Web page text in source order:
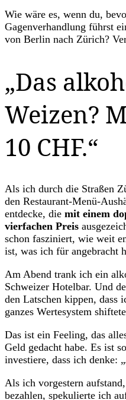
Wie wäre es, wenn du,
Gagenverhandlung führst
von Berlin nach Zürich?
„Das
Weizen?
10 CHF.“
Als ich durch die Straßen
den Restaurant-Menü-
entdecke, die mit einem
vierfachen Preis
schon fasziniert, wie weit
ist, was ich für angebracht
Am Abend trank ich ein
Schweizer Hotelbar. Und
den Latschen kippen,
ganzes Wertesystem
Das ist ein Feeling, das
Geld gedacht habe. Es ist
investiere, dass ich denke:
Als ich vorgestern
bezahlen, spekulierte ich